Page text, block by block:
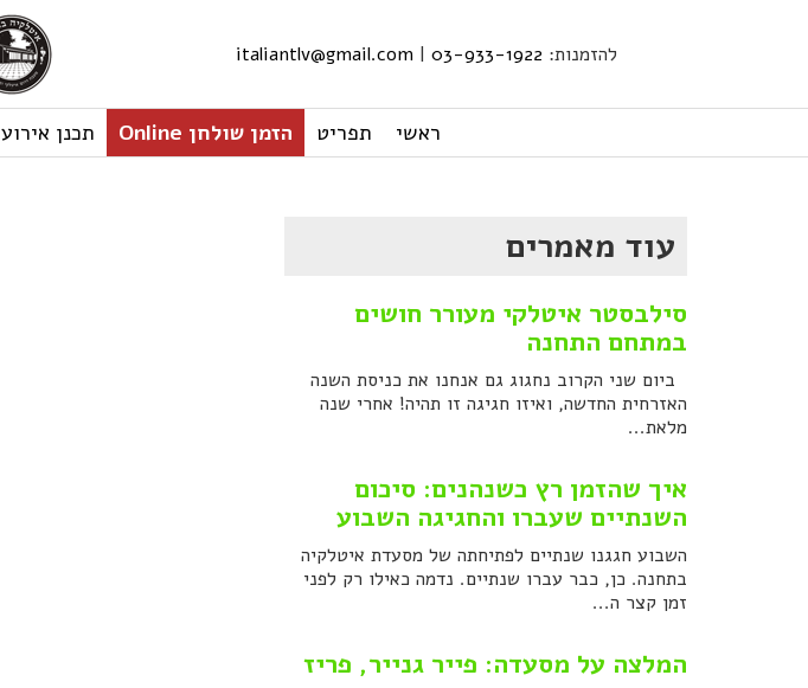
להזמנות: 03-933-1922
|
italiantlv@gmail.com
ראשי תפריט הזמן שולחן Online תכנן אירוע
עוד מאמרים
סילבסטר איטלקי מעורר חושים
במתחם התחנה
ביום שני הקרוב נחגוג גם אנחנו את כניסת השנה
האזרחית החדשה, ואיזו חגיגה זו תהיה! אחרי שנה
מלאת...
איך שהזמן רץ כשנהנים: סיכום
השנתיים שעברו והחגיגה השבוע
השבוע חגגנו שנתיים לפתיחתה של מסעדת איטלקיה
בתחנה. כן, כבר עברו שנתיים. נדמה כאילו רק לפני
זמן קצר ה...
המלצה על מסעדה: פייר גנייר, פריז